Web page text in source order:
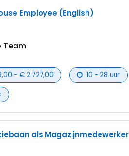
Employee (English)
Team
- € 2.727,00 10 - 28 uur
als Magazijnmedewerker